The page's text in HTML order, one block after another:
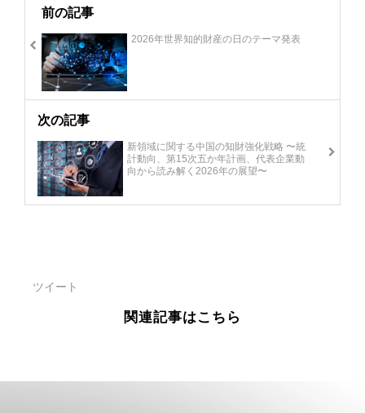
前の記事
2026年世界知的財産の日のテーマ発表
次の記事
新領域に関する中国の知財強化戦略 〜統
計動向、第15次五か年計画、代表企業動
向から読み解く2026年の展望〜
ツイート
関連記事はこちら